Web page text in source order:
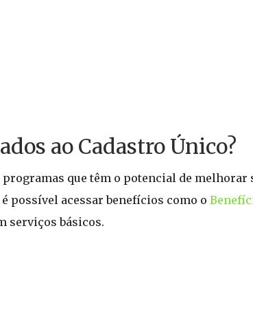
ao Cadastro Único?
programas que têm o potencial de
possível acessar benefícios como o
serviços básicos.